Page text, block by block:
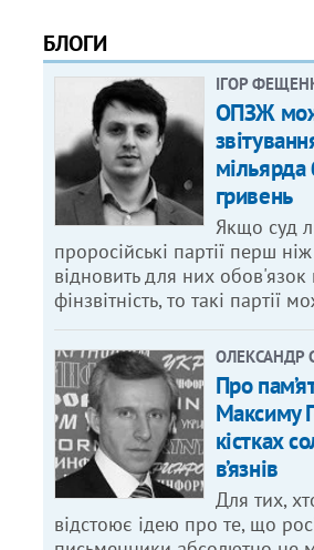
БЛОГИ
ІГОР
ОПЗЖ
гривень
Якщо суд
проросійські партії перш
відновить для них обов'язок
фінзвітність, то такі партії
ОЛЕКСАНДР
Про
Максиму
кістках
в’язнів
Для тих,
відстоює ідею про те, що